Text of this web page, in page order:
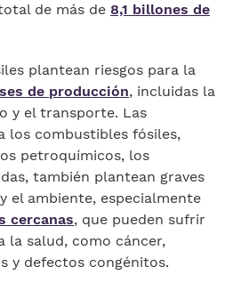
de más de 8,1 billones de
plantean riesgos para la
de producción, incluidas la
y el transporte. Las
los combustibles fósiles,
petroquímicos, los
también plantean graves
el ambiente, especialmente
cercanas, que pueden sufrir
la salud, como cáncer,
y defectos congénitos.